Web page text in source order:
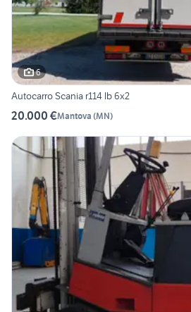
6
Autocarro Scania r114 lb 6x2
20.000 €Mantova (MN)